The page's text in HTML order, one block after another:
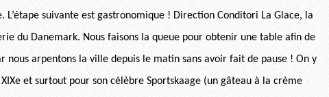
L’étape suivante est gastronomique ! Direction Conditori La Glace, la
du Danemark. Nous faisons la queue pour obtenir une table afin de
nous arpentons la ville depuis le matin sans avoir fait de pause ! On y
et surtout pour son célèbre Sportskaage (un gâteau à la crème